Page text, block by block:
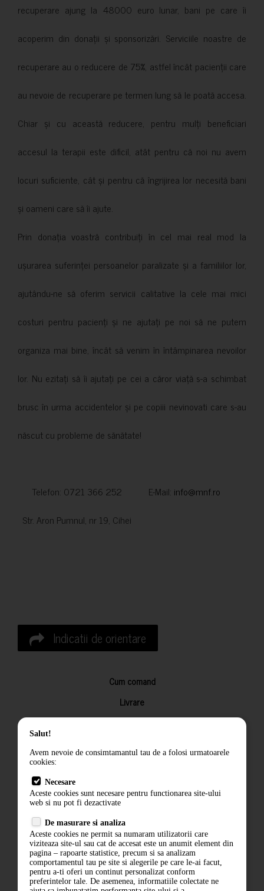
recuperare ajung la 48000 euro lunar, bani pe care îi
acoperim din donații și sponsorizări. Serviciile noastre de
recuperare au o reducere de 75%, astfel încât pacienții care
au nevoie de recuperare pe termen lung să le poată accesa.
Chiar și cu această reducere, pentru mulți beneficiari
accesul la terapii este dificil, atât pentru că noi nu avem
locuri suficiente, cât și pentru că îngrijirea lor necesită bani
și oameni care să îi ajute.
Prin donația voastră contribuiți în cel mai real mod la
ușurarea suferinței persoanelor paralizate și a familiilor lor,
ajutându-ne să oferim servicii calitative la cele mai mici
costuri pentru pacienți și ne ajutați pe noi să ne putem
organiza mai bine, încât să venim în întâmpinarea nevoilor
lor. Nu ezitați să îi ajutați pe cei a căror viață s-a schimbat
brusc în urma accidentelor și pe copiii nevinovati care s-au
născut cu probleme de sănătate!
Telefon: 0721 366 252 E-Mail: info@mnf.ro
Str. Aron Pumnul, nr 19, Cihei
Indicatii de orientare
Cum comand
Livrare
Returnarea produselor
Termeni si conditii
Politica de confidentialitate
ANPC
Salut!
Avem nevoie de consimtamantul tau de a folosi urmatoarele
cookies:
Necesare
Aceste cookies sunt necesare pentru functionarea site-ului
web si nu pot fi dezactivate
De masurare si analiza
Aceste cookies ne permit sa numaram utilizatorii care
viziteaza site-ul sau cat de accesat este un anumit element din
pagina – rapoarte statistice, precum si sa analizam
comportamentul tau pe site si alegerile pe care le-ai facut,
pentru a-ti oferi un continut personalizat conform
preferintelor tale. De asemenea, informatiile colectate ne